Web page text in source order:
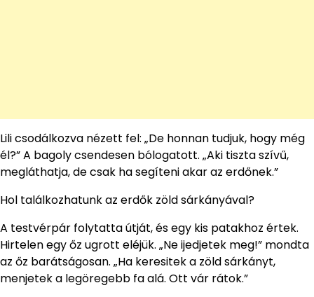
Lili csodálkozva nézett fel: „De honnan tudjuk, hogy még
él?” A bagoly csendesen bólogatott. „Aki tiszta szívű,
megláthatja, de csak ha segíteni akar az erdőnek.”
Hol találkozhatunk az erdők zöld sárkányával?
A testvérpár folytatta útját, és egy kis patakhoz értek.
Hirtelen egy őz ugrott eléjük. „Ne ijedjetek meg!” mondta
az őz barátságosan. „Ha keresitek a zöld sárkányt,
menjetek a legöregebb fa alá. Ott vár rátok.”